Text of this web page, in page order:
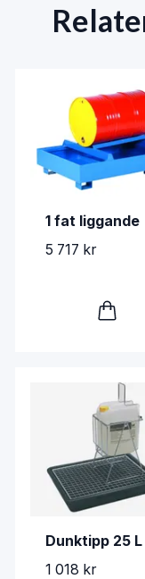
1 fat liggande
5 717 kr
Dunktipp 25 L
1 018 kr